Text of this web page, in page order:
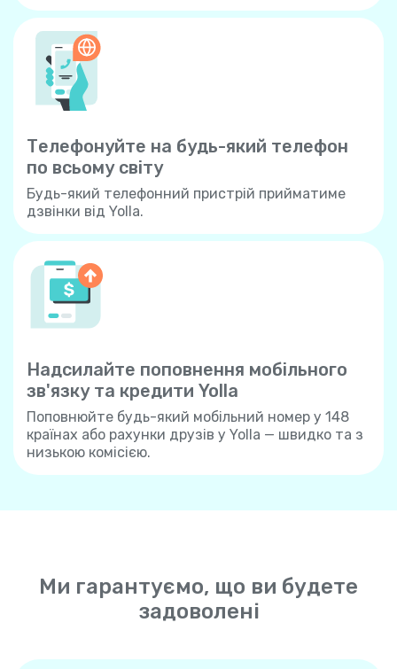
Телефонуйте на будь-який телефон
по всьому свiту
Будь-який телефонний пристрій прийматиме
дзвінки від Yolla.
Надсилайте поповнення мобільного
зв'язку та кредити Yolla
Поповнюйте будь-який мобільний номер у 148
країнах або рахунки друзів у Yolla — швидко та з
низькою комісією.
Ми гарантуємо, що ви будете
задоволені